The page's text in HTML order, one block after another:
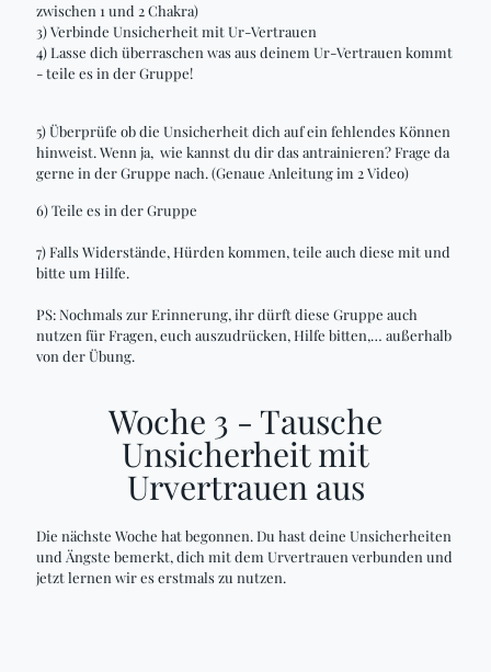
zwischen 1 und 2 Chakra)
3) Verbinde Unsicherheit mit Ur-Vertrauen
4) Lasse dich überraschen was aus deinem Ur-Vertrauen kommt
- teile es in der Gruppe!
5) Überprüfe ob die Unsicherheit dich auf ein fehlendes Können
hinweist. Wenn ja, wie kannst du dir das antrainieren? Frage da
gerne in der Gruppe nach. (Genaue Anleitung im 2 Video)
6) Teile es in der Gruppe
7) Falls Widerstände, Hürden kommen, teile auch diese mit und
bitte um Hilfe.
PS: Nochmals zur Erinnerung, ihr dürft diese Gruppe auch
nutzen für Fragen, euch auszudrücken, Hilfe bitten,… außerhalb
von der Übung.
Woche 3 - Tausche
Unsicherheit mit
Urvertrauen aus
Die nächste Woche hat begonnen. Du hast deine Unsicherheiten
und Ängste bemerkt, dich mit dem Urvertrauen verbunden und
jetzt lernen wir es erstmals zu nutzen.